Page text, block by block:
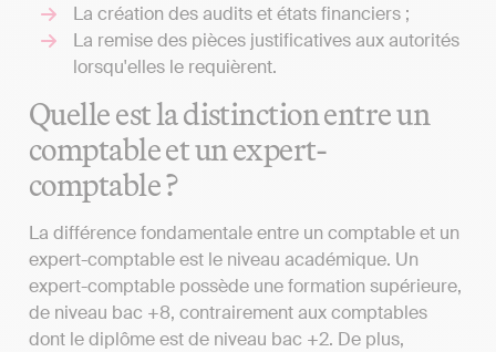
La création des audits et états financiers ;
La remise des pièces justificatives aux autorités
lorsqu'elles le requièrent.
Quelle est la distinction entre un
comptable et un expert-
comptable ?
La différence fondamentale entre un comptable et un
expert-comptable est le niveau académique. Un
expert-comptable possède une formation supérieure,
de niveau bac +8, contrairement aux comptables
dont le diplôme est de niveau bac +2. De plus,